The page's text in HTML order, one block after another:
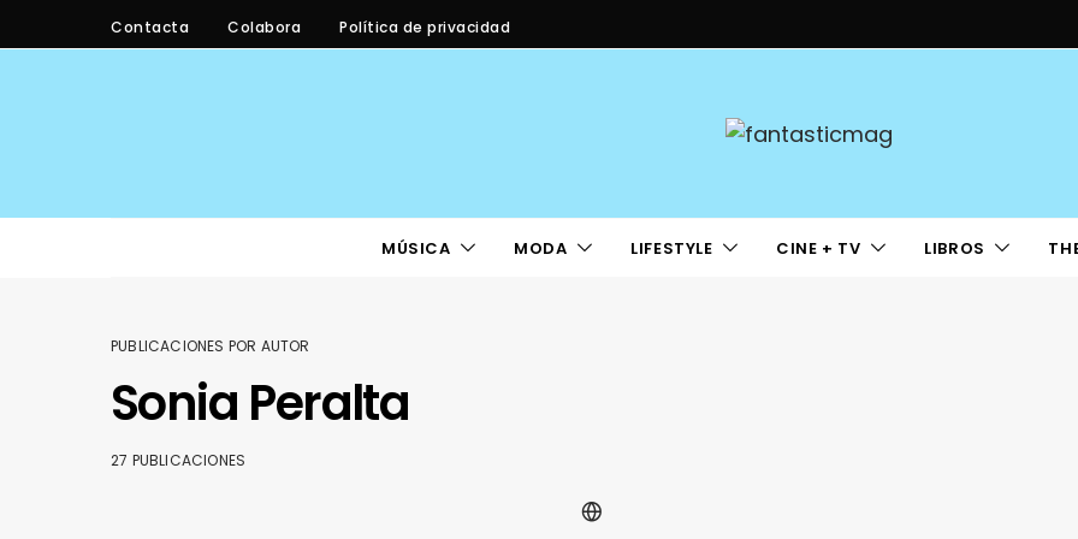
Contacta Colabora Política de privacidad
MÚSICA MODA LIFESTYLE CINE + TV LIBROS
PUBLICACIONES POR AUTOR
Sonia Peralta
27 PUBLICACIONES